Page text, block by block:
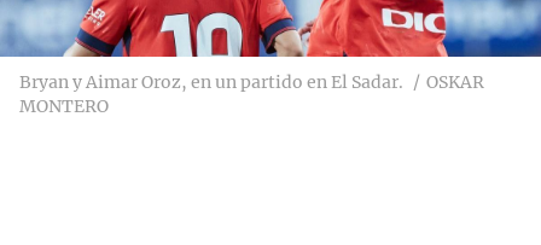
Bryan y Aimar Oroz, en un partido en El Sadar.
OSKAR
MONTERO